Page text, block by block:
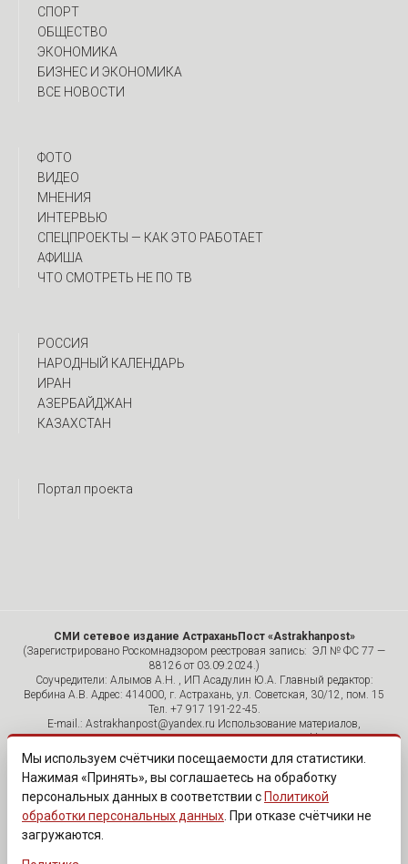
СПОРТ
ОБЩЕСТВО
ЭКОНОМИКА
БИЗНЕС И ЭКОНОМИКА
ВСЕ НОВОСТИ
ФОТО
ВИДЕО
МНЕНИЯ
ИНТЕРВЬЮ
CПЕЦПРОЕКТЫ — КАК ЭТО РАБОТАЕТ
АФИША
ЧТО СМОТРЕТЬ НЕ ПО ТВ
РОССИЯ
НАРОДНЫЙ КАЛЕНДАРЬ
ИРАН
АЗЕРБАЙДЖАН
КАЗАХСТАН
Портал проекта
СМИ сетевое издание АстраханьПост «Astrakhanpost»
(Зарегистрировано Роскомнадзором реестровая запись: ЭЛ № ФС 77 —
88126 от 03.09.2024.)
Соучредители: Алымов А.Н. , ИП Асадулин Ю.А. Главный редактор:
Вербина А.В. Адрес: 414000, г. Астрахань, ул. Советская, 30/12, пом. 15
Тел. +7 917 191-22-45.
E-mail.: Astrakhanpost@yandex.ru Использование материалов,
размещенных на страницах сетевого издания «Astrakhanpost»,
допускается исключительно с указанием источника и публикацией
активной гиперссылки на портал Astrakhanpost.ru. Комментарии
читателей сайта размещаются без предварительного редактирования.
Редакция оставляет за собой право удалить их с сайта или
отредактировать, если указанные сообщения нарушают законы РФ.
«САЙТ ПРЕДНАЗНАЧЕН ДЛЯ АУДИТОРИИ 18+»
Мы используем счётчики посещаемости для статистики.
Нажимая «Принять», вы соглашаетесь на обработку
персональных данных в соответствии с Политикой
обработки персональных данных . При отказе счётчики не
загружаются.